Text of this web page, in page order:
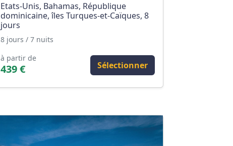
Etats-Unis, Bahamas, République
dominicaine, îles Turques-et-Caïques, 8
jours
8 jours / 7 nuits
à partir de
439 € Sélectionner